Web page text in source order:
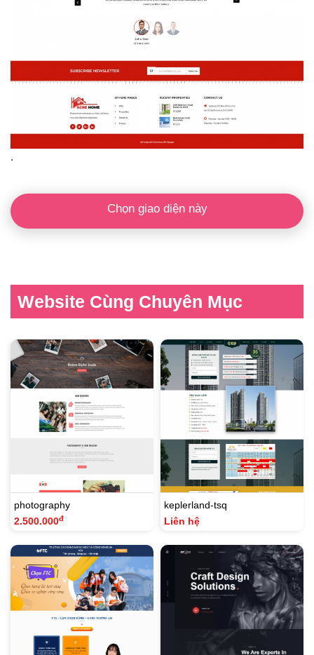
.
Chọn giao diện này
Website Cùng Chuyên Mục
photography
2.500.000đ
keplerland-tsq
Liên hệ